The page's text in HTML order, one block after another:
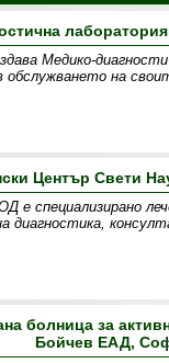
Медико-
обслужването на
Център Свети
специализирано
болница за
Бойчев ЕАД,